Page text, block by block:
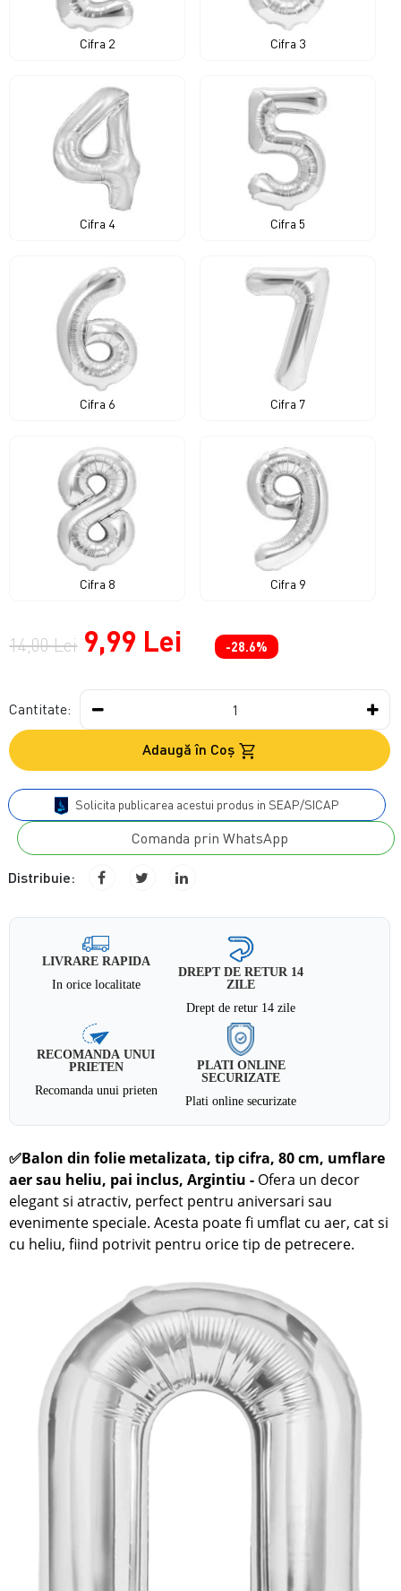
Cifra 2 Cifra 3
Cifra 4 Cifra 5
Cifra 6 Cifra 7
Cifra 8 Cifra 9
14,00 Lei 9,99 Lei -28.6%
Cantitate:
Adaugă în Coş
Solicita publicarea acestui produs in SEAP/SICAP
Comanda prin WhatsApp
Distribuie:
LIVRARE RAPIDA
In orice localitate
DREPT DE RETUR 14
ZILE
Drept de retur 14 zile
RECOMANDA UNUI
PRIETEN
Recomanda unui prieten
PLATI ONLINE
SECURIZATE
Plati online securizate
✅Balon din folie metalizata, tip cifra, 80 cm, umflare
aer sau heliu, pai inclus, Argintiu - Ofera un decor
elegant si atractiv, perfect pentru aniversari sau
evenimente speciale. Acesta poate fi umflat cu aer, cat si
cu heliu, fiind potrivit pentru orice tip de petrecere.